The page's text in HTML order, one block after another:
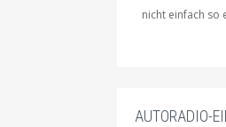
nicht einfach so
AUTORADIO-